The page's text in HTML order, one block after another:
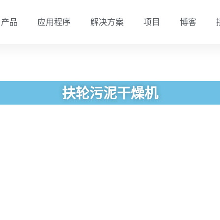
产品 应用程序 解决方案 项目 博客
扶轮污泥干燥机